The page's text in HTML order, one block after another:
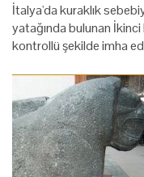
İtalya'da kuraklık
yatağında bulunan
kontrollü şekilde imha